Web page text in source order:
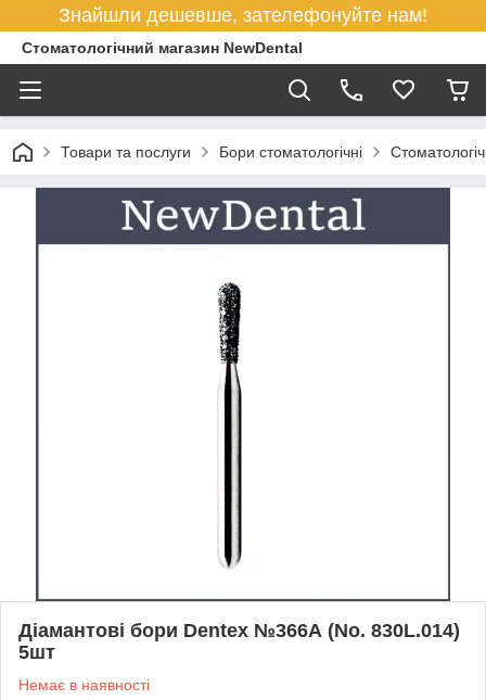
Знайшли дешевше, зателефонуйте нам!
Стоматологічний магазин NewDental
Товари та послуги Бори стоматологічні
Діамантові бори Dentex №366А (No. 830L.014)
5шт
Немає в наявності